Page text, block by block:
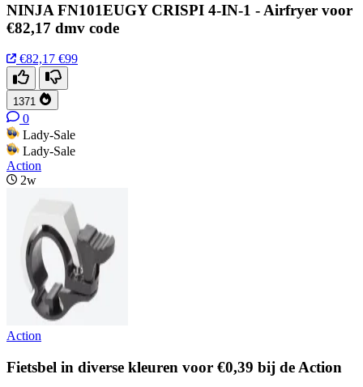
NINJA FN101EUGY CRISPI 4-IN-1 - Airfryer voor
€82,17 dmv code
€82,17 €99
1371
0
Lady-Sale
Lady-Sale
Action
2w
Action
Fietsbel in diverse kleuren voor €0,39 bij de Action